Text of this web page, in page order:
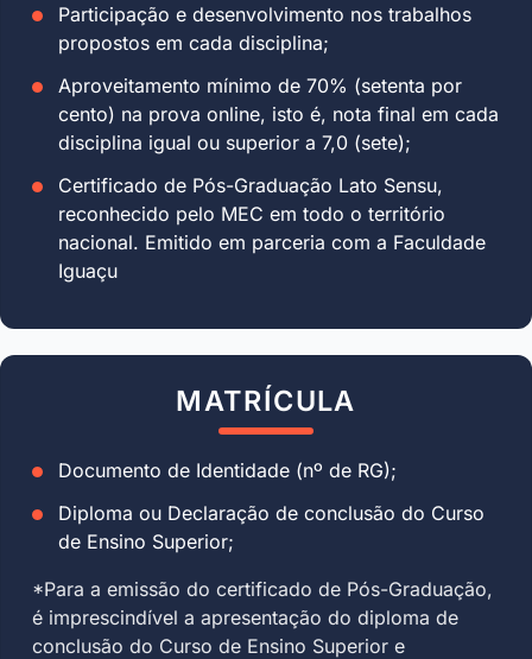
Participação e desenvolvimento nos trabalhos
propostos em cada disciplina;
Aproveitamento mínimo de 70% (setenta por
cento) na prova online, isto é, nota final em cada
disciplina igual ou superior a 7,0 (sete);
Certificado de Pós-Graduação Lato Sensu,
reconhecido pelo MEC em todo o território
nacional. Emitido em parceria com a Faculdade
Iguaçu
MATRÍCULA
Documento de Identidade (nº de RG);
Diploma ou Declaração de conclusão do Curso
de Ensino Superior;
*Para a emissão do certificado de Pós-Graduação,
é imprescindível a apresentação do diploma de
conclusão do Curso de Ensino Superior e